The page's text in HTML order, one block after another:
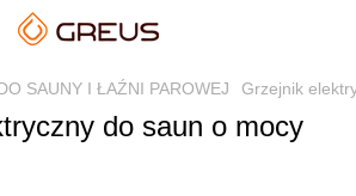
SAUNY I ŁAŹNI PAROWEJ Grzejnik
do saun o mocy